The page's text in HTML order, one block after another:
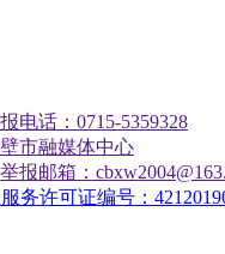
电话：0715-5359328
市融媒体中心
举报邮箱：
务许可证编号：